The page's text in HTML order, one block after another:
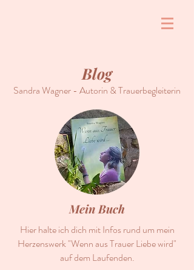
Blog
Sandra Wagner - Autorin & Trauerbegleiterin
Mein Buch
Hier halte ich dich mit Infos rund um mein
Herzenswerk "Wenn aus Trauer Liebe wird"
auf dem Laufenden.